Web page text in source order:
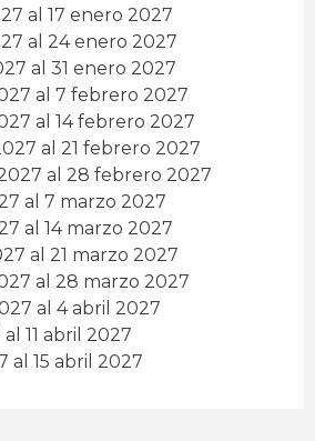
al 17 enero 2027
al 24 enero 2027
al 31 enero 2027
al 7 febrero 2027
al 14 febrero 2027
al 21 febrero 2027
al 28 febrero 2027
al 7 marzo 2027
al 14 marzo 2027
al 21 marzo 2027
al 28 marzo 2027
al 4 abril 2027
11 abril 2027
al 15 abril 2027